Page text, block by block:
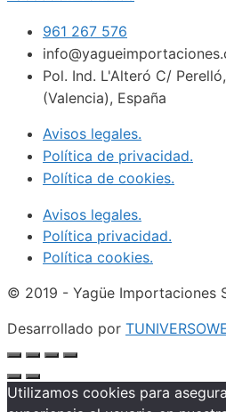
961 267 576
Pol. Ind. L'Alteró C/
(Valencia), España
Avisos legales.
Política de privacidad.
Política de cookies.
Avisos legales.
Política privacidad.
Política cookies.
© 2019 - Yagüe Importaciones
Desarrollado por
Utilizamos cookies para